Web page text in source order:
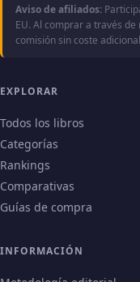
Aviso de afiliados:
EU. Al comprar a través
comisión sin coste
EXPLORAR
Todos los libros
Categorías
Rankings
Comparativas
Guías de compra
INFORMACIÓN